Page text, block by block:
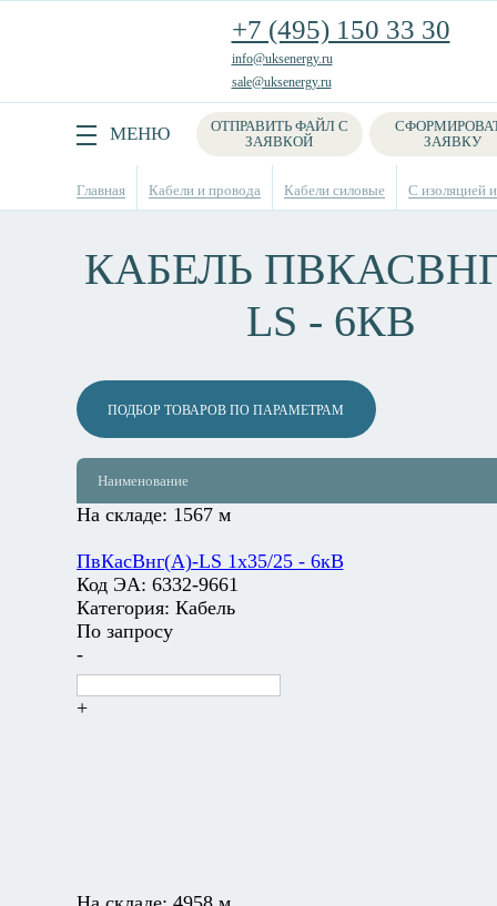
+7 (495) 150 33 30
info@uksenergy.ru
sale@uksenergy.ru
МЕНЮ
ОТПРАВИТЬ ФАЙЛ С
ЗАЯВКОЙ
ЗАЯВКУ
Поиск
Главная Кабели и провода Кабели силовые С изоляцией
КАБЕЛЬ
LS - 6КВ
ПОДБОР ТОВАРОВ ПО ПАРАМЕТРАМ
Наименование
На складе: 1567 м
ПвКасВнг(А)-LS 1х35/25 - 6кВ
Код ЭА: 6332-9661
Категория: Кабель
По запросу
-
+